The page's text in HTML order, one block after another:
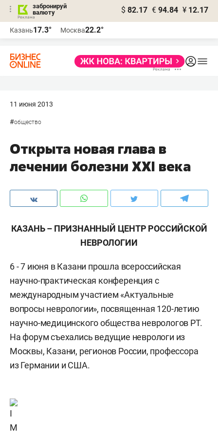
забронируй
валюту
$ 82.17 € 94.84 ¥ 12.17
Казань17.3° Москва22.2°
11 июня 2013
#общество
Открыта новая глава в
лечении болезни XXI века
КАЗАНЬ – ПРИЗНАННЫЙ ЦЕНТР РОССИЙСКОЙ
НЕВРОЛОГИИ
6 - 7 июня в Казани прошла всероссийская
научно-практическая конференция с
международным участием «Актуальные
вопросы неврологии», посвященная 120-летию
научно-медицинского общества неврологов РТ.
На форум съехались ведущие неврологи из
Москвы, Казани, регионов России, профессора
из Германии и США.